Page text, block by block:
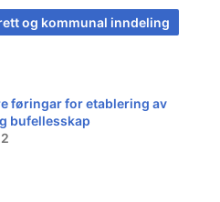
og kommunal inndeling
føringar for etablering av
bufellesskap